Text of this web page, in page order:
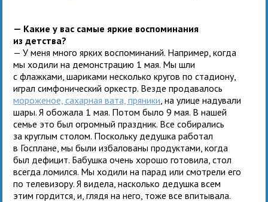
— Какие у вас самые яркие воспоминания
из детства?
— У меня много ярких воспоминаний. Например, когда
мы ходили на демонстрацию 1 мая. Мы шли
с флажками, шариками несколько кругов по стадиону,
играл симфонический оркестр. Везде продавалось
мороженое, сахарная вата, пряники , на улице надували
шары. Я обожала 1 мая. Потом было 9 мая. В нашей
семье это был огромный праздник. Все собирались
за круглым столом. Поскольку дедушка работал
в Госплане, мы были избалованы продуктами, когда
был дефицит. Бабушка очень хорошо готовила, стол
всегда ломился. Мы ходили на парад или смотрели его
по телевизору. Я видела, насколько дедушка всем
этим гордится, и, глядя на него, тоже все впитывала.